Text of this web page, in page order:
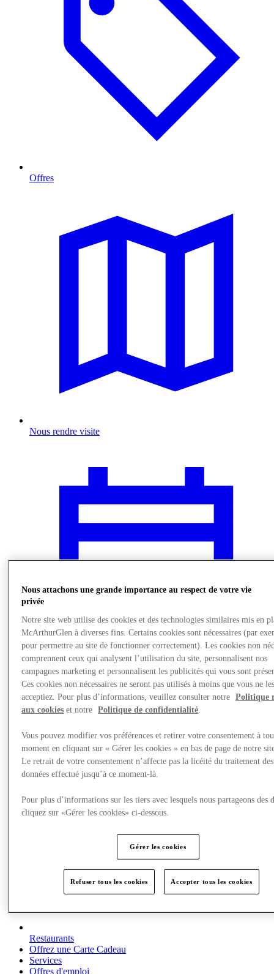
Offres
Nous rendre visite
Actualités
Restaurants
Offrez une Carte Cadeau
Services
Offres d'emploi
Nous attachons une grande importance au respect de votre vie
privée
Notre site web utilise des cookies et des technologies similaires mis en
McArthurGlen à diverses fins. Certains cookies sont nécessaires (par
pour permettre au site de fonctionner correctement). Les cookies non
comprennent ceux qui analysent l’utilisation du site, personnalisent nos
campagnes marketing et personnalisent les publicités qui vous sont
Ces cookies non nécessaires ne seront pas utilisés à moins que vous ne
acceptiez. Pour plus d’informations, veuillez consulter notre
Politique
aux cookies et notre Politique de confidentialité.
Vous pouvez modifier vos préférences et retirer votre consentement à
moment en cliquant sur « Gérer les cookies » en bas de page de notre
Le retrait de votre consentement n’affecte pas la licéité du traitement des
données effectué jusqu’à ce moment-là.
Pour plus d’informations sur les tiers avec lesquels nous partageons des
cliquez sur «Gérer les cookies» ci-dessous.
Gérer les cookies
Refuser tous les cookies Accepter tous les cookies